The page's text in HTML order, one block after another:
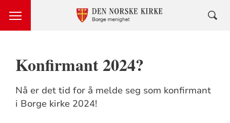
Konfirmant 2024?
Nå er det tid for å melde seg som konfirmant
i Borge kirke 2024!